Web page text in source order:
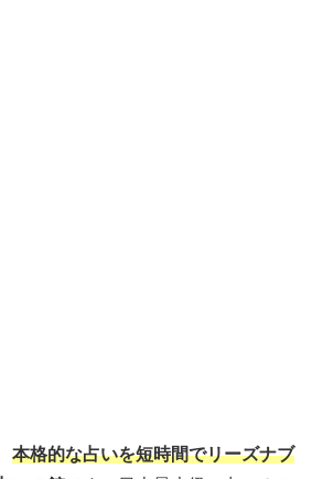
本格的な占いを短時間でリーズナブ